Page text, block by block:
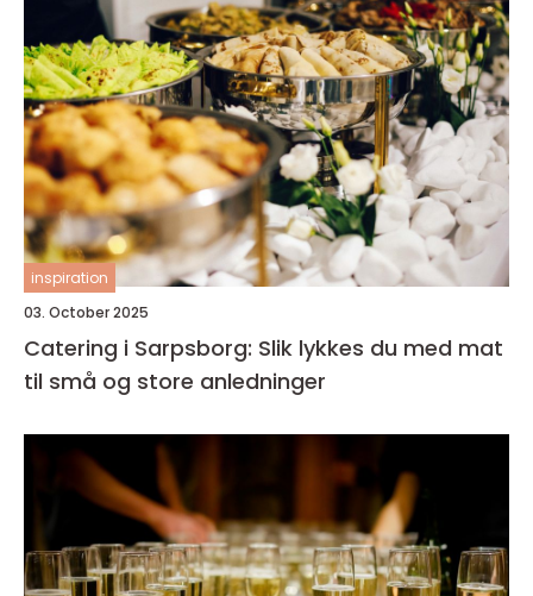
inspiration
03. October 2025
Catering i Sarpsborg: Slik lykkes du med mat
til små og store anledninger